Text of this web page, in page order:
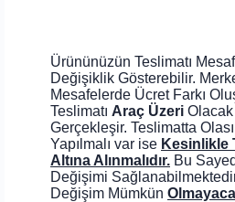
Ürününüzün Teslimatı
Değişiklik Gösterebilir.
Mesafelerde Ücret Farkı
Teslimatı Araç Üzeri
Gerçekleşir. Teslimatta
Yapılmalı var ise Kesinlikle
Altına Alınmalıdır. Bu
Değişimi
Değişim Mümkün